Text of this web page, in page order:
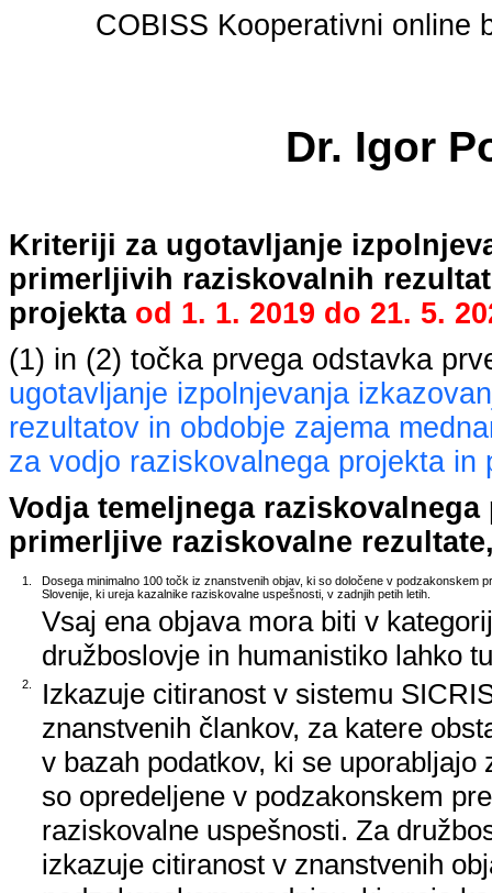
COBISS Kooperativni online
Dr. Igor
Kriteriji za ugotavljanje
primerljivih raziskovalnih
projekta od 1. 1. 2019 do 21. 5.
(1) in (2) točka prvega odstavka
ugotavljanje izpolnjevanja
rezultatov in obdobje zajema
za vodjo raziskovalnega projekta in
Vodja temeljnega
primerljive raziskovalne
1.
Dosega minimalno 100 točk iz znanstvenih objav, ki so določene v podzakonskem
Slovenije, ki ureja kazalnike raziskovalne uspešnosti, v zadnjih petih letih.
Vsaj ena objava mora biti v
družboslovje in humanistiko lahko
2.
Izkazuje citiranost v sistemu
znanstvenih člankov, za katere
v bazah podatkov, ki se
so opredeljene v podzakonskem
raziskovalne uspešnosti. Za
izkazuje citiranost v znanstvenih